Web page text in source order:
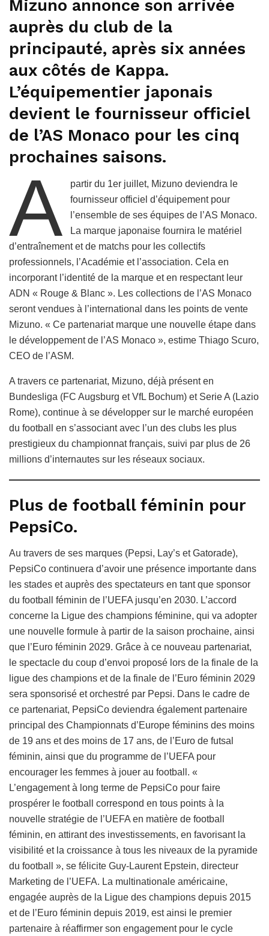
Mizuno annonce son arrivée
auprès du club de la
principauté, après six années
aux côtés de Kappa.
L’équipementier japonais
devient le fournisseur officiel
de l’AS Monaco pour les cinq
prochaines saisons.
A
partir du 1er juillet, Mizuno deviendra le
fournisseur officiel d’équipement pour
l’ensemble de ses équipes de l’AS Monaco.
La marque japonaise fournira le matériel
d’entraînement et de matchs pour les collectifs
professionnels, l’Académie et l’association. Cela en
incorporant l’identité de la marque et en respectant leur
ADN « Rouge & Blanc ». Les collections de l’AS Monaco
seront vendues à l’international dans les points de vente
Mizuno. « Ce partenariat marque une nouvelle étape dans
le développement de l’AS Monaco », estime Thiago Scuro,
CEO de l’ASM.
A travers ce partenariat, Mizuno, déjà présent en
Bundesliga (FC Augsburg et VfL Bochum) et Serie A (Lazio
Rome), continue à se développer sur le marché européen
du football en s’associant avec l’un des clubs les plus
prestigieux du championnat français, suivi par plus de 26
millions d’internautes sur les réseaux sociaux.
Plus de football féminin pour
PepsiCo.
Au travers de ses marques (Pepsi, Lay’s et Gatorade),
PepsiCo continuera d’avoir une présence importante dans
les stades et auprès des spectateurs en tant que sponsor
du football féminin de l’UEFA jusqu’en 2030. L’accord
concerne la Ligue des champions féminine, qui va adopter
une nouvelle formule à partir de la saison prochaine, ainsi
que l’Euro féminin 2029. Grâce à ce nouveau partenariat,
le spectacle du coup d’envoi proposé lors de la finale de la
ligue des champions et de la finale de l’Euro féminin 2029
sera sponsorisé et orchestré par Pepsi. Dans le cadre de
ce partenariat, PepsiCo deviendra également partenaire
principal des Championnats d’Europe féminins des moins
de 19 ans et des moins de 17 ans, de l’Euro de futsal
féminin, ainsi que du programme de l’UEFA pour
encourager les femmes à jouer au football. «
L’engagement à long terme de PepsiCo pour faire
prospérer le football correspond en tous points à la
nouvelle stratégie de l’UEFA en matière de football
féminin, en attirant des investissements, en favorisant la
visibilité et la croissance à tous les niveaux de la pyramide
du football », se félicite Guy-Laurent Epstein, directeur
Marketing de l’UEFA. La multinationale américaine,
engagée auprès de la Ligue des champions depuis 2015
et de l’Euro féminin depuis 2019, est ainsi le premier
partenaire à réaffirmer son engagement pour le cycle